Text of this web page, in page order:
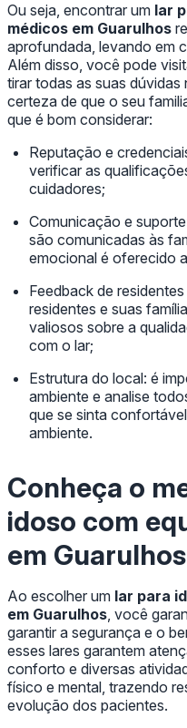
Ou seja, encontrar um lar
médicos em Guarulhos
aprofundada, levando em
Além disso, você pode
tirar todas as suas dúvidas
certeza de que o seu
que é bom considerar:
Reputação e
verificar as
cuidadores;
Comunicação e
são comunicadas às
emocional é oferecido
Feedback de
residentes e suas
valiosos sobre a
com o lar;
Estrutura do local: é
ambiente e analise
que se sinta
ambiente.
Conheça o
idoso com
em Guarulhos
Ao escolher um lar para
em Guarulhos, você
garantir a segurança e o
esses lares garantem
conforto e diversas
físico e mental, trazendo
evolução dos pacientes.